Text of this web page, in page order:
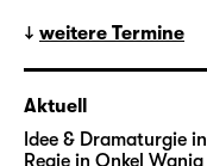
weitere Termine
Aktuell
Idee & Dramaturgie in
Regie in Onkel Wanja